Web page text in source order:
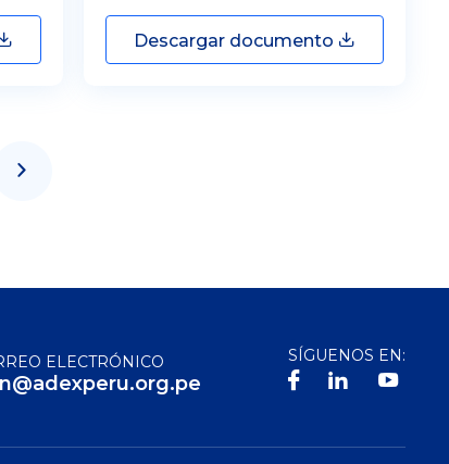
Descargar documento
ELECTRÓNICO SÍGUENOS EN: